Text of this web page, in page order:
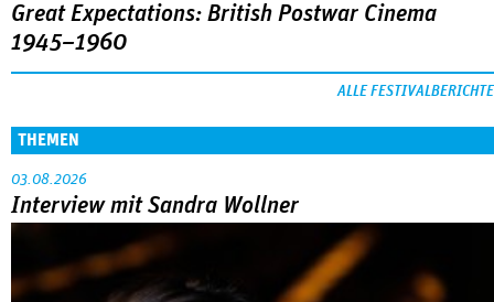
Great Expectations: British Postwar Cinema
1945–1960
ALLE FESTIVALBERICHTE
THEMEN
03.08.2026
Interview mit Sandra Wollner